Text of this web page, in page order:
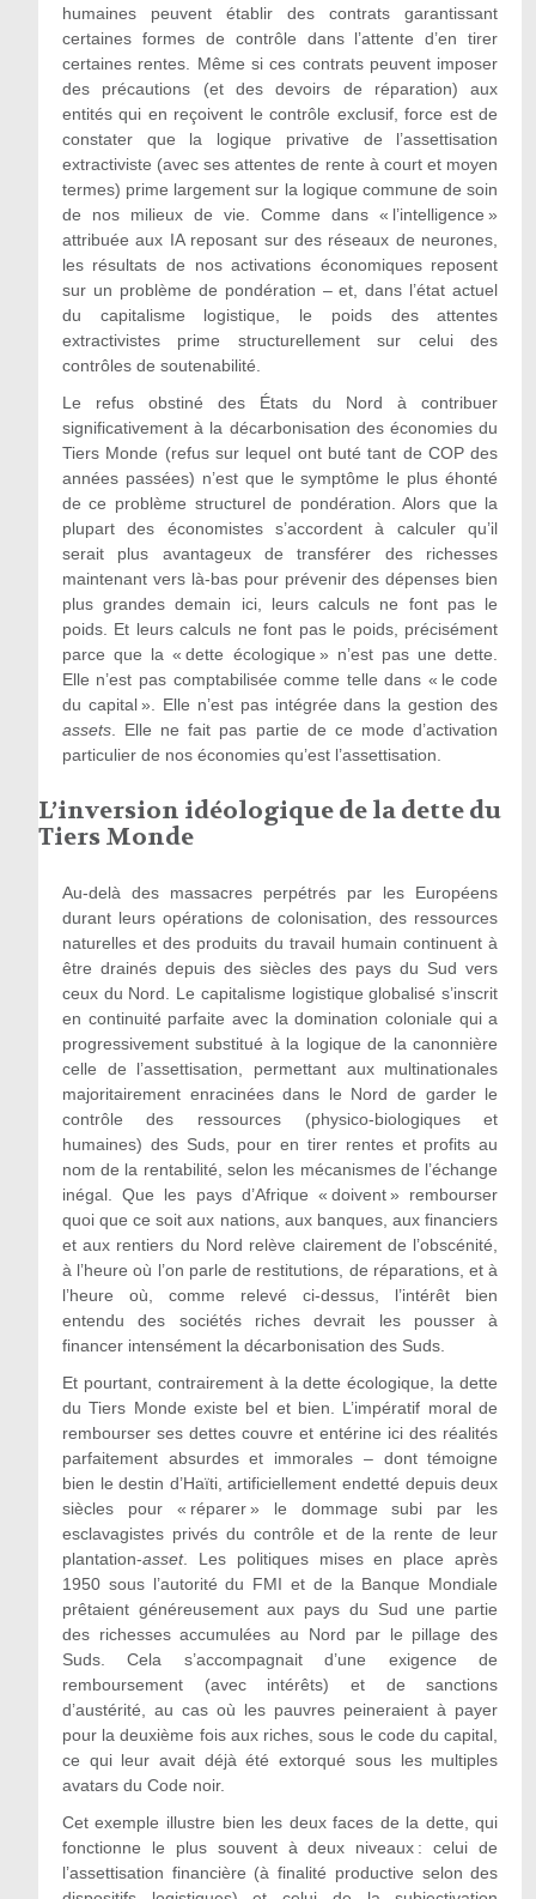
humaines peuvent établir des contrats garantissant
certaines formes de contrôle dans l’attente d’en tirer
certaines rentes. Même si ces contrats peuvent imposer
des précautions (et des devoirs de réparation) aux
entités qui en reçoivent le contrôle exclusif, force est de
constater que la logique privative de l’assettisation
extractiviste (avec ses attentes de rente à court et moyen
termes) prime largement sur la logique commune de soin
de nos milieux de vie. Comme dans « l’intelligence »
attribuée aux IA reposant sur des réseaux de neurones,
les résultats de nos activations économiques reposent
sur un problème de pondération – et, dans l’état actuel
du capitalisme logistique, le poids des attentes
extractivistes prime structurellement sur celui des
contrôles de soutenabilité.
Le refus obstiné des États du Nord à contribuer
significativement à la décarbonisation des économies du
Tiers Monde (refus sur lequel ont buté tant de COP des
années passées) n’est que le symptôme le plus éhonté
de ce problème structurel de pondération. Alors que la
plupart des économistes s’accordent à calculer qu’il
serait plus avantageux de transférer des richesses
maintenant vers là-bas pour prévenir des dépenses bien
plus grandes demain ici, leurs calculs ne font pas le
poids. Et leurs calculs ne font pas le poids, précisément
parce que la « dette écologique » n’est pas une dette.
Elle n’est pas comptabilisée comme telle dans « le code
du capital ». Elle n’est pas intégrée dans la gestion des
assets. Elle ne fait pas partie de ce mode d’activation
particulier de nos économies qu’est l’assettisation.
L’inversion idéologique de la dette du
Tiers Monde
Au-delà des massacres perpétrés par les Européens
durant leurs opérations de colonisation, des ressources
naturelles et des produits du travail humain continuent à
être drainés depuis des siècles des pays du Sud vers
ceux du Nord. Le capitalisme logistique globalisé s’inscrit
en continuité parfaite avec la domination coloniale qui a
progressivement substitué à la logique de la canonnière
celle de l’assettisation, permettant aux multinationales
majoritairement enracinées dans le Nord de garder le
contrôle des ressources (physico-biologiques et
humaines) des Suds, pour en tirer rentes et profits au
nom de la rentabilité, selon les mécanismes de l’échange
inégal. Que les pays d’Afrique « doivent » rembourser
quoi que ce soit aux nations, aux banques, aux financiers
et aux rentiers du Nord relève clairement de l’obscénité,
à l’heure où l’on parle de restitutions, de réparations, et à
l’heure où, comme relevé ci-dessus, l’intérêt bien
entendu des sociétés riches devrait les pousser à
financer intensément la décarbonisation des Suds.
Et pourtant, contrairement à la dette écologique, la dette
du Tiers Monde existe bel et bien. L’impératif moral de
rembourser ses dettes couvre et entérine ici des réalités
parfaitement absurdes et immorales – dont témoigne
bien le destin d’Haïti, artificiellement endetté depuis deux
siècles pour « réparer » le dommage subi par les
esclavagistes privés du contrôle et de la rente de leur
plantation-asset. Les politiques mises en place après
1950 sous l’autorité du FMI et de la Banque Mondiale
prêtaient généreusement aux pays du Sud une partie
des richesses accumulées au Nord par le pillage des
Suds. Cela s’accompagnait d’une exigence de
remboursement (avec intérêts) et de sanctions
d’austérité, au cas où les pauvres peineraient à payer
pour la deuxième fois aux riches, sous le code du capital,
ce qui leur avait déjà été extorqué sous les multiples
avatars du Code noir.
Cet exemple illustre bien les deux faces de la dette, qui
fonctionne le plus souvent à deux niveaux : celui de
l’assettisation financière (à finalité productive selon des